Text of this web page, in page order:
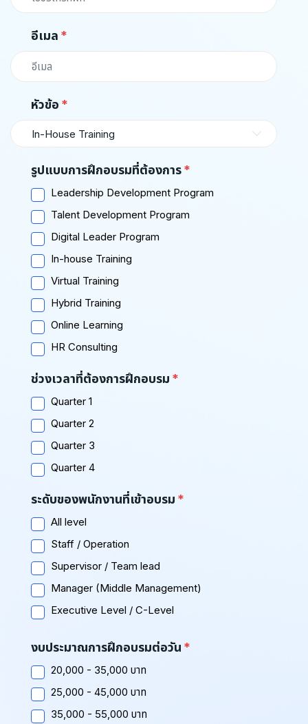
อีเมล
หัวข้อ
In-House Training
รูปแบบการฝึกอบรมที่ต้องการ
Leadership Development Program
Talent Development Program
Digital Leader Program
In-house Training
Virtual Training
Hybrid Training
Online Learning
HR Consulting
ช่วงเวลาที่ต้องการฝึกอบรม
Quarter 1
Quarter 2
Quarter 3
Quarter 4
ระดับของพนักงานที่เข้าอบรม
All level
Staff / Operation
Supervisor / Team lead
Manager (Middle Management)
Executive Level / C-Level
งบประมาณการฝึกอบรมต่อวัน
20,000 - 35,000 บาท
25,000 - 45,000 บาท
35,000 - 55,000 บาท